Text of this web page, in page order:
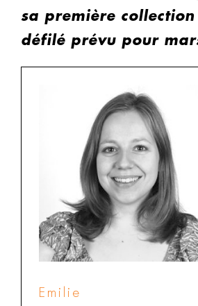
sa première collection
défilé prévu pour
Emilie